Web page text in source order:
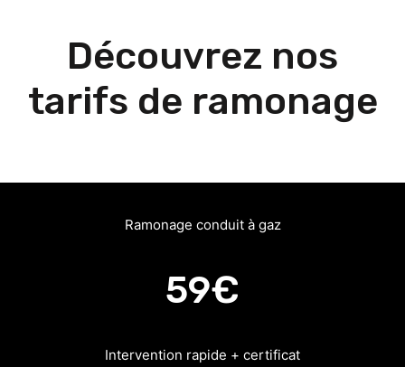
Découvrez nos
tarifs de ramonage
Ramonage conduit à gaz
59€
Intervention rapide + certificat